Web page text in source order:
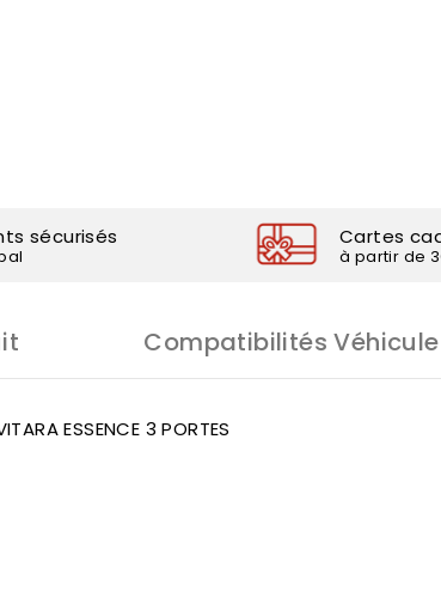
sécurisés Cartes
à partir de
Compatibilités
ESSENCE 3 PORTES